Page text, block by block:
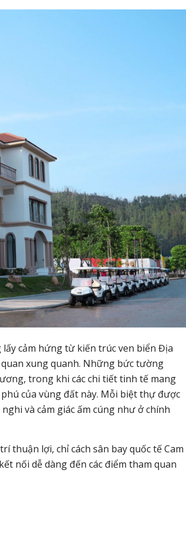
cảm hứng từ kiến trúc ven biển Địa
xung quanh. Những bức tường
trong khi các chi tiết tinh tế mang
của vùng đất này. Mỗi biệt thự được
và cảm giác ấm cúng như ở chính
thuận lợi, chỉ cách sân bay quốc tế Cam
nối dễ dàng đến các điểm tham quan